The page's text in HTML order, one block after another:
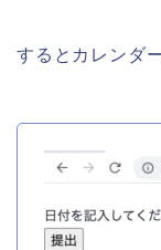
するとカレンダ